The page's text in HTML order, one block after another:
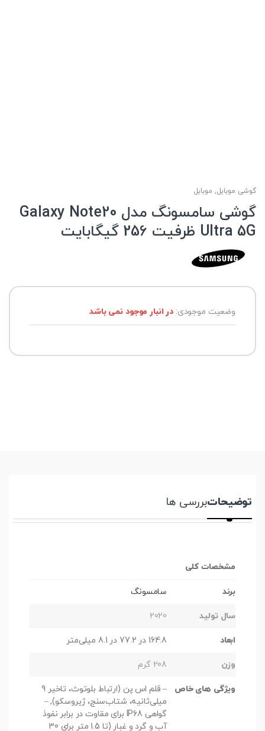
گوشی موبایل, موبایل
گوشی سامسونگ مدل Galaxy Note20
Ultra 5G ظرفیت 256 گیگابایت
وضعیت موجودی:در انبار موجود نمی باشد
توضیحاتبررسی ها
مشخصات کلی
برند سامسونگ
سال تولید 2020
ابعاد 164.8 در 77.2 در 8.1 میلی‌متر
وزن 208 گرم
ویژگی های خاص
– قلم اس پن (ارتباط بلوتوث، تاخیر 9
میلی‌ثانیه، شتاب‌سنج، ژیروسکو), –
گواهی IP68 برای مقاوت در برابر نفوذ
آب و گرد و غبار (تا 1.5 متر برای 30